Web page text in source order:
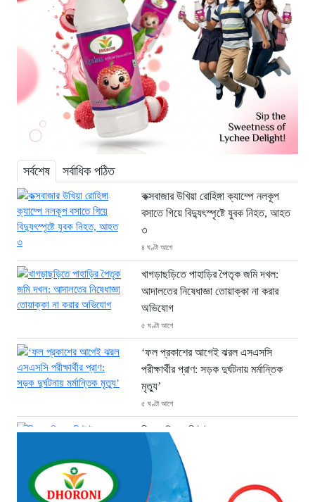
সর্বশেষ সর্বাধিক পঠিত
কক্সবাজার উখিয়া রোহিঙ্গা ক্যাম্পে নলকূপ
বসাতে গিয়ে বিদ্যুৎস্পৃষ্টে যুবক নিহত, আহত
৩
৪ ঘণ্টা আগে
খাগড়াছড়িতে পাহাড়ির পৈতৃক জমি দখল:
আদালতের নিষেধাজ্ঞা তোয়াক্কা না করার
অভিযোগ
৫ ঘণ্টা আগে
‘ফল প্রকাশের আগেই ঝরল এসএসসি
পরীক্ষার্থীর প্রাণ: সড়ক দুর্ঘটনায় মর্মান্তিক
মৃত্যু’
৫ ঘণ্টা আগে
চীনে শক্তিশালী টাইফুনের আঘাত: ঘর
হারিয়েছেন ১০ লাখ বাসিন্দা
এক যুগ পর আত্মসমর্পণ: মৃত্যুদণ্ডের বিরুদ্ধে